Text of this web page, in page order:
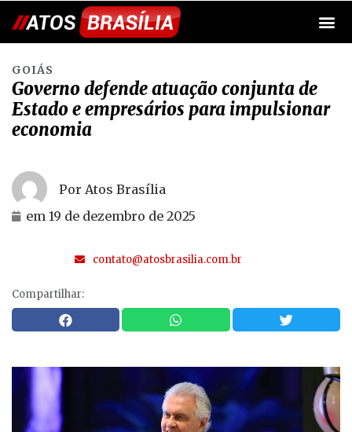
GOIÁS
Governo defende atuação conjunta de
Estado e empresários para impulsionar
economia
Por Atos Brasília
em 19 de dezembro de 2025
contato@atosbrasilia.com.br
Compartilhar: